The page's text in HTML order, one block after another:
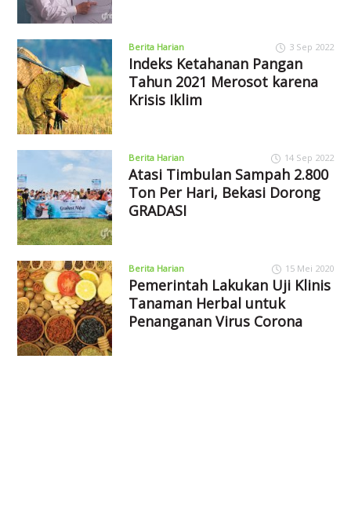
Berita Harian 3 Sep 2022
Indeks Ketahanan Pangan
Tahun 2021 Merosot karena
Krisis Iklim
Berita Harian 14 Sep 2022
Atasi Timbulan Sampah 2.800
Ton Per Hari, Bekasi Dorong
GRADASI
Berita Harian 15 Mei 2020
Pemerintah Lakukan Uji Klinis
Tanaman Herbal untuk
Penanganan Virus Corona